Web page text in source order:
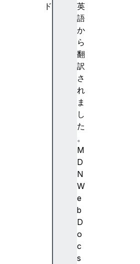
英
語
か
ら
翻
訳
さ
れ
ま
し
た
。
M
D
N
W
e
b
D
o
c
s
ド